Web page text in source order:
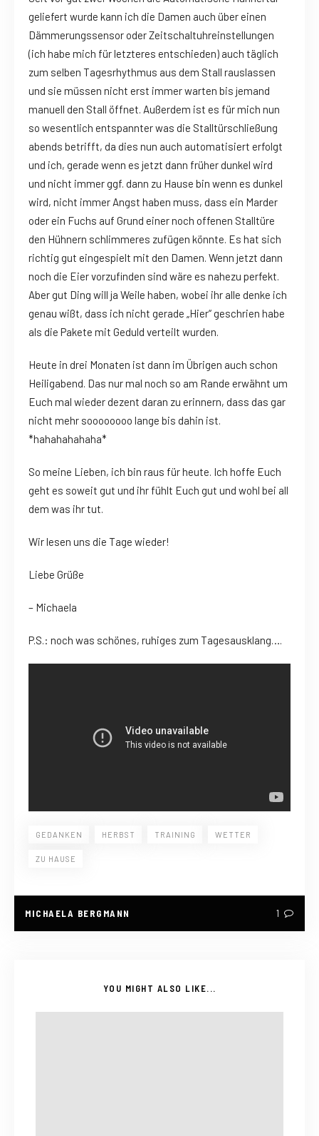
geliefert wurde kann ich die Damen auch über einen
Dämmerungssensor oder Zeitschaltuhreinstellungen
(ich habe mich für letzteres entschieden) auch täglich
zum selben Tagesrhythmus aus dem Stall rauslassen
und sie müssen nicht erst immer warten bis jemand
manuell den Stall öffnet. Außerdem ist es für mich nun
so wesentlich entspannter was die Stalltürschließung
abends betrifft, da dies nun auch automatisiert erfolgt
und ich, gerade wenn es jetzt dann früher dunkel wird
und nicht immer ggf. dann zu Hause bin wenn es dunkel
wird, nicht immer Angst haben muss, dass ein Marder
oder ein Fuchs auf Grund einer noch offenen Stalltüre
den Hühnern schlimmeres zufügen könnte. Es hat sich
richtig gut eingespielt mit den Damen. Wenn jetzt dann
noch die Eier vorzufinden sind wäre es nahezu perfekt.
Aber gut Ding will ja Weile haben, wobei ihr alle denke ich
genau wißt, dass ich nicht gerade „Hier“ geschrien habe
als die Pakete mit Geduld verteilt wurden.
Heute in drei Monaten ist dann im Übrigen auch schon
Heiligabend. Das nur mal noch so am Rande erwähnt um
Euch mal wieder dezent daran zu erinnern, dass das gar
nicht mehr soooooooo lange bis dahin ist.
*hahahahahaha*
So meine Lieben, ich bin raus für heute. Ich hoffe Euch
geht es soweit gut und ihr fühlt Euch gut und wohl bei all
dem was ihr tut.
Wir lesen uns die Tage wieder!
Liebe Grüße
– Michaela
P.S.: noch was schönes, ruhiges zum Tagesausklang….
GEDANKEN HERBST TRAINING WETTER
ZU HAUSE
MICHAELA BERGMANN 1
YOU MIGHT ALSO LIKE...